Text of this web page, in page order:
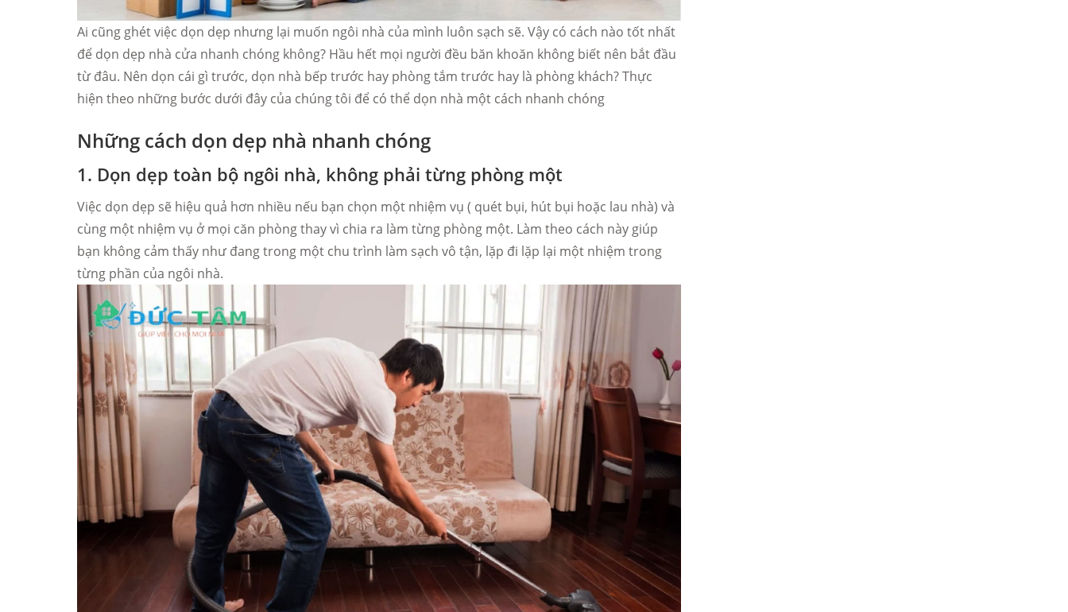
Ai cũng ghét việc dọn dẹp nhưng lại muốn ngôi nhà của mình luôn sạch sẽ. Vậy có cách nào tốt nhất
để dọn dẹp nhà cửa nhanh chóng không? Hầu hết mọi người đều băn khoăn không biết nên bắt đầu
từ đâu. Nên dọn cái gì trước, dọn nhà bếp trước hay phòng tắm trước hay là phòng khách? Thực
hiện theo những bước dưới đây của chúng tôi để có thể dọn nhà một cách nhanh chóng
Những cách dọn dẹp nhà nhanh chóng
1. Dọn dẹp toàn bộ ngôi nhà, không phải từng phòng một
Việc dọn dẹp sẽ hiệu quả hơn nhiều nếu bạn chọn một nhiệm vụ ( quét bụi, hút bụi hoặc lau nhà) và
cùng một nhiệm vụ ở mọi căn phòng thay vì chia ra làm từng phòng một. Làm theo cách này giúp
bạn không cảm thấy như đang trong một chu trình làm sạch vô tận, lặp đi lặp lại một nhiệm trong
từng phần của ngôi nhà.